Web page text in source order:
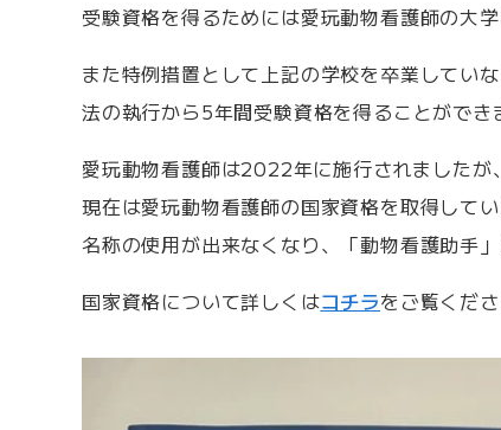
受験資格を得るためには愛玩動物看護師の大
また特例措置として上記の学校を卒業してい
法の執行から5年間受験資格を得ることができ
愛玩動物看護師は2022年に施行されましたが
現在は愛玩動物看護師の国家資格を取得して
名称の使用が出来なくなり、「動物看護助手
国家資格について詳しくはコチラをご覧くださ